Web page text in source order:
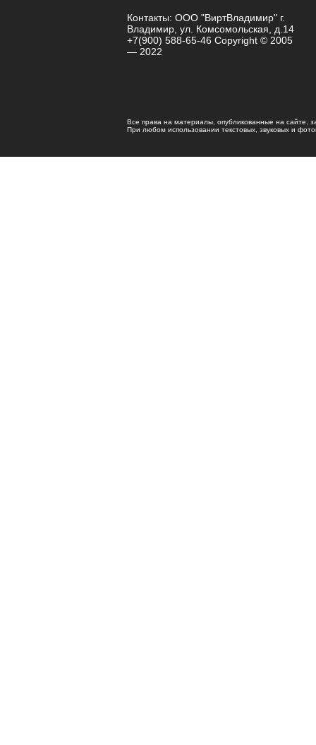
Контакты: ООО "ВиртВладимир" г.
Владимир, ул. Комсомольская, д.14
+7(900) 588-65-46 Copyright © 2005
— 2022
Все права на материалы, опубликованные на сайте,
При любом использовании текстовых, звуковых и